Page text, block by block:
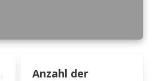
Anzahl der